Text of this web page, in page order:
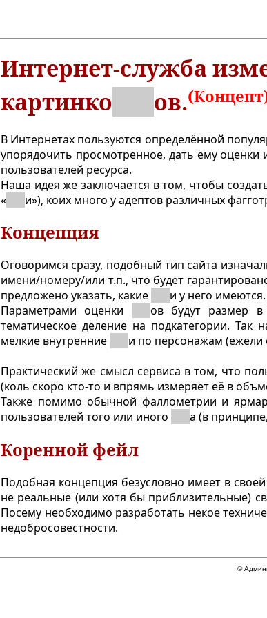
Интернет-служба
картинко паков.
В Интернетах пользуются определённой
упорядочить просмотренное, дать ему
пользователей ресурса.
Наша идея же заключается в том, чтобы
«
и»), коих много у адептов различных
Концепция
Оговоримся сразу, подобный тип сайта
имени/номеру/или т.п., что будет
предложено указать, какие
и у него
Параметрами оценки
ов будут размер
тематическое деление на подкатегории. Так
мелкие внутренние
и по персонажам (ежели
Практический же смысл сервиса в том, что
(коль скоро кто-то и впрямь измеряет её в
Также помимо обычной фаллометрии и
пользователей того или иного
пака (в
Коренной фейл
Подобная концепция безусловно имеет в
не реальные (или хотя бы приблизительные)
Посему необходимо разработать некое
недобросовестности.
©